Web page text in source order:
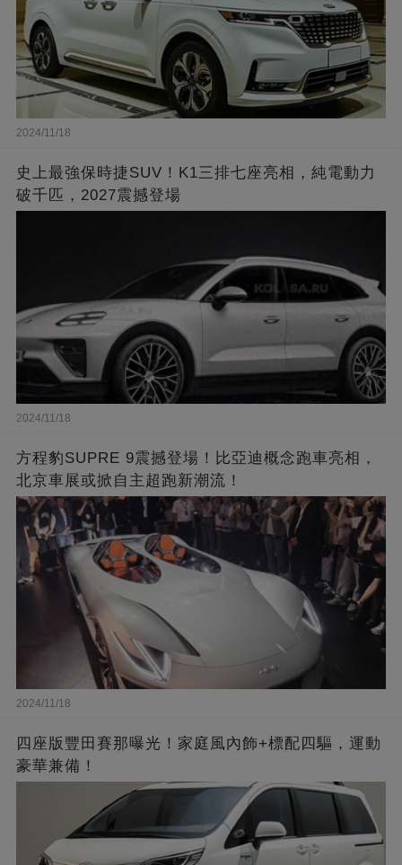
2024/11/18
史上最強保時捷SUV！K1三排七座亮相，純電動力
破千匹，2027震撼登場
2024/11/18
方程豹SUPRE 9震撼登場！比亞迪概念跑車亮相，
北京車展或掀自主超跑新潮流！
2024/11/18
四座版豐田賽那曝光！家庭風內飾+標配四驅，運動
豪華兼備！